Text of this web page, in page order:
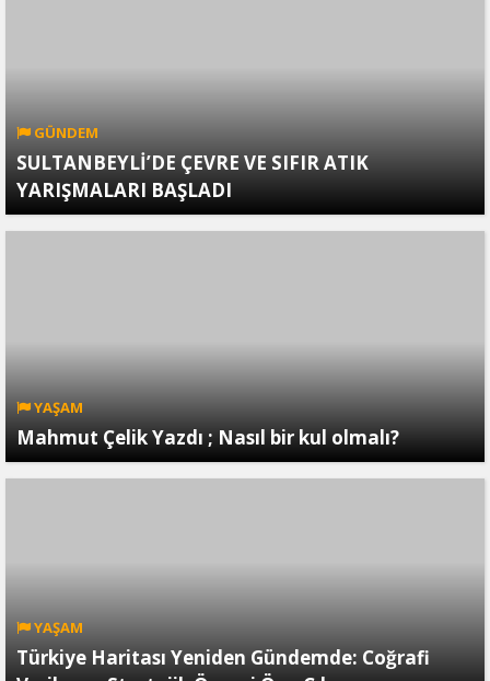
GÜNDEM
SULTANBEYLİ’DE ÇEVRE VE SIFIR ATIK
YARIŞMALARI BAŞLADI
YAŞAM
Mahmut Çelik Yazdı ; Nasıl bir kul olmalı?
YAŞAM
Türkiye Haritası Yeniden Gündemde: Coğrafi